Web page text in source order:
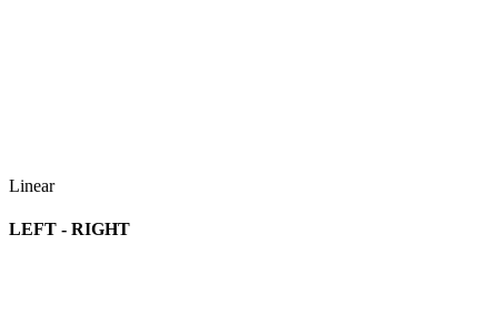
Linear
LEFT - RIGHT